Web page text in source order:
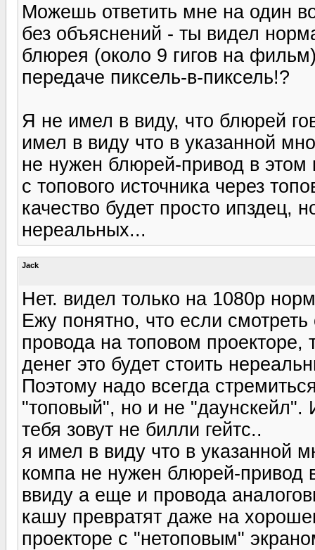
Можешь ответить мне на один
без объяснений - ты видел
блюрея (около 9 гигов на
передаче пиксель-в-пиксель!?
Я не имел в виду, что блюрей
имел в виду что в указанной
не нужен блюрей-привод в этом
с топового источника через
качество будет просто ипздец,
нереальных...
Jack
Нет. видел только на 1080р
Ежу понятно, что если смотреть
провода на топовом проекторе,
денег это будет стоить
Поэтому надо всегда
"топовый", но и не
тебя зовут не билли гейтс..
я имел в виду что в указанной
компа не нужен блюрей-привод
ввиду а еще и провода
кашу превратят даже на
проекторе с "нетоповым"